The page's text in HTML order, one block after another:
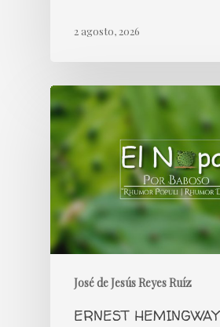
2 agosto, 2026
José de Jesús Reyes Ruíz
ERNEST HEMINGWAY